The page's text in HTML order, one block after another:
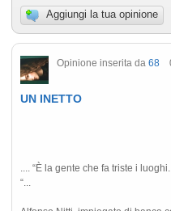
Aggiungi la tua opinione
Opinione inserita da 68
UN INETTO
.... “È la gente che fa triste i luoghi.
“...